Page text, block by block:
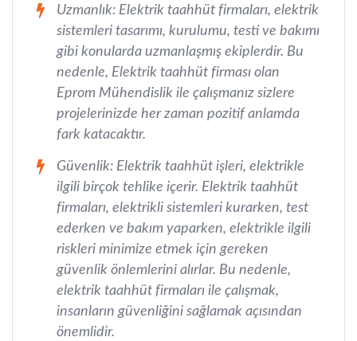
Uzmanlık: Elektrik taahhüt firmaları, elektrik
sistemleri tasarımı, kurulumu, testi ve bakımı
gibi konularda uzmanlaşmış ekiplerdir. Bu
nedenle, Elektrik taahhüt firması olan
Eprom Mühendislik ile çalışmanız sizlere
projelerinizde her zaman pozitif anlamda
fark katacaktır.
Güvenlik: Elektrik taahhüt işleri, elektrikle
ilgili birçok tehlike içerir. Elektrik taahhüt
firmaları, elektrikli sistemleri kurarken, test
ederken ve bakım yaparken, elektrikle ilgili
riskleri minimize etmek için gereken
güvenlik önlemlerini alırlar. Bu nedenle,
elektrik taahhüt firmaları ile çalışmak,
insanların güvenliğini sağlamak açısından
önemlidir.